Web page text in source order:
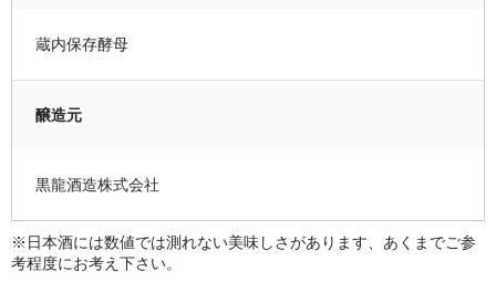
蔵内保存酵母
醸造元
黒龍酒造株式会社
※日本酒には数値では測れない美味しさがあります、あくまでご参
考程度にお考え下さい。